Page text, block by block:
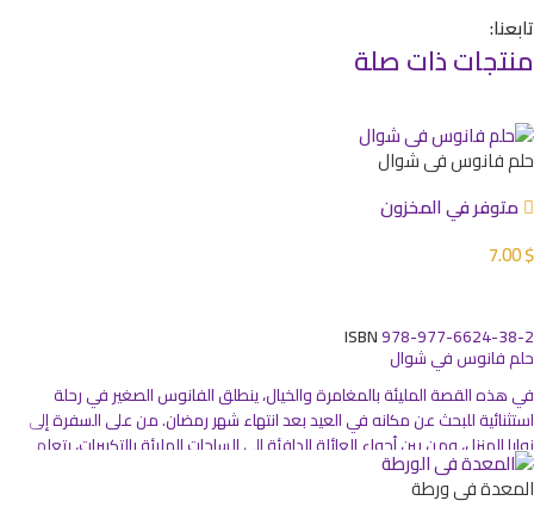
تابعنا:
منتجات ذات صلة
حلم فانوس في شوال
متوفر في المخزون
7.00$
ISBN978-977-6624-38-2
حلم فانوس في شوال
في هذه القصة المليئة بالمغامرة والخيال، ينطلق الفانوس الصغير في رحلة
استثنائية للبحث عن مكانه في العيد بعد انتهاء شهر رمضان. من على السفرة إلى
زوايا المنزل، ومن بين أجواء العائلة الدافئة إلى الساحات المليئة بالتكبيرات، يتعلم
الأطفال من خلال هذا الفانوس البطل معاني الاحتفال، العطاء، والتمسك بالقيم
الجميلة — وكل هذا بأسلوب طريف ومليء بالمواقف المرحة
المعدة في ورطة